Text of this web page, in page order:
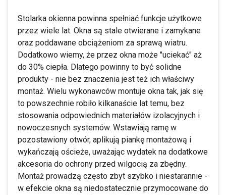
Stolarka okienna powinna spełniać funkcje użytkowe
przez wiele lat. Okna są stale otwierane i zamykane
oraz poddawane obciążeniom za sprawą wiatru.
Dodatkowo wiemy, że przez okna może "uciekać" aż
do 30% ciepła. Dlatego powinny to być solidne
produkty - nie bez znaczenia jest też ich właściwy
montaż. Wielu wykonawców montuje okna tak, jak się
to powszechnie robiło kilkanaście lat temu, bez
stosowania odpowiednich materiałów izolacyjnych i
nowoczesnych systemów. Wstawiają ramę w
pozostawiony otwór, aplikują piankę montażową i
wykańczają ościeże, uważając wydatek na dodatkowe
akcesoria do ochrony przed wilgocią za zbędny.
Montaż prowadzą często zbyt szybko i niestarannie -
w efekcie okna są niedostatecznie przymocowane do